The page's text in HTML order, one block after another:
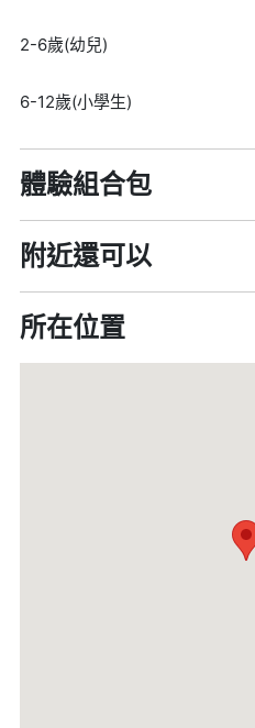
2-6歲(幼兒)
6-12歲(小學生)
體驗組合包
附近還可以
所在位置